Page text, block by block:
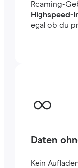
Roaming-
Highspeed-
egal ob du
unterwegs
Daten
Kein